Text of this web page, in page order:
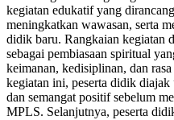
kegiatan edukatif yang
meningkatkan wawasan, serta
didik baru. Rangkaian kegiatan
sebagai pembiasaan spiritual
keimanan, kedisiplinan, dan
kegiatan ini, peserta didik
dan semangat positif sebelum
MPLS. Selanjutnya, peserta